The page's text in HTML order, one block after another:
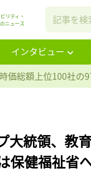
リティ・
ニュース
インタビュー
時価総額上位100社の
大統領、教
保健福祉省